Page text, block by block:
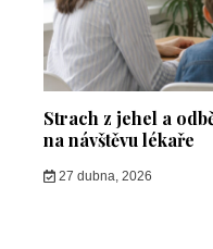
Strach z jehel a
na návštěvu lékaře
27 dubna, 2026